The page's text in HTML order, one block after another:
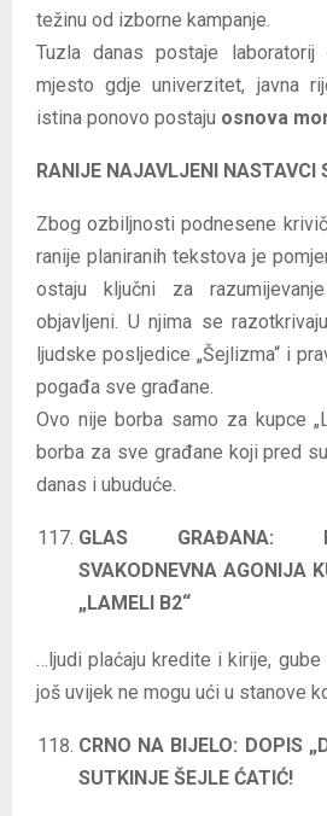
težinu od izborne kampanje.
Tuzla danas postaje laboratorij
mjesto gdje univerzitet, javna
istina ponovo postaju osnova
RANIJE NAJAVLJENI NASTAVCI
Zbog ozbiljnosti podnesene
ranije planiranih tekstova je
ostaju ključni za
objavljeni. U njima se
ljudske posljedice „Šejlizma“ i
pogađa sve građane.
Ovo nije borba samo za kupce
borba za sve građane koji pred
danas i ubuduće.
GLAS GRAĐANA:
SVAKODNEVNA AGONIJA
„LAMELI B2“
…ljudi plaćaju kredite i kirije,
još uvijek ne mogu ući u stanove
CRNO NA BIJELO: DOPIS
SUTKINJE ŠEJLE ĆATIĆ!